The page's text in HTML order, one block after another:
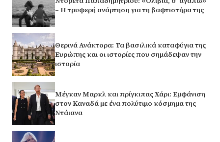
– Η τρυφερή ανάρτηση για τη βαφτιστήρα της
Θερινά Ανάκτορα: Τα βασιλικά καταφύγια της
Ευρώπης και οι ιστορίες που σημάδεψαν την
ιστορία
Μέγκαν Μαρκλ και πρίγκιπας Χάρι: Εμφάνιση
στον Καναδά με ένα πολύτιμο κόσμημα της
Ντάιανα